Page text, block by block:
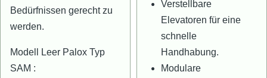
Bedürfnissen gerecht zu
werden.
Modell Leer Palox Typ
SAM :
Verstellbare
Elevatoren für eine
schnelle
Handhabung.
Modulare